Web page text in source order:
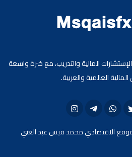
المالية والتدريب، مع خبرة واسعة
العالمية والعربية.
الاقتصادي محمد قيس عبد الغني